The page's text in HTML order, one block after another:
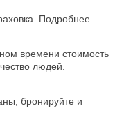
Подробнее
времени стоимость
людей.
бронируйте и